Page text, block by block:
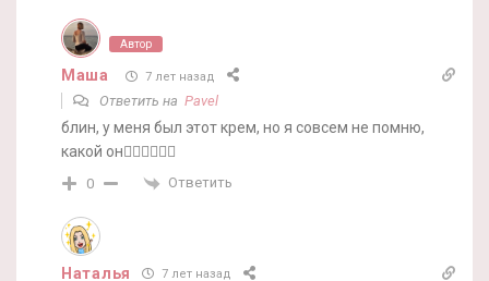
Автор
Маша 7 лет назад
Ответить на Pavel
блин, у меня был этот крем, но я совсем не помню,
какой он🤷‍♀️🤷‍♀️🤷‍♀️
0 Ответить
Наталья 7 лет назад